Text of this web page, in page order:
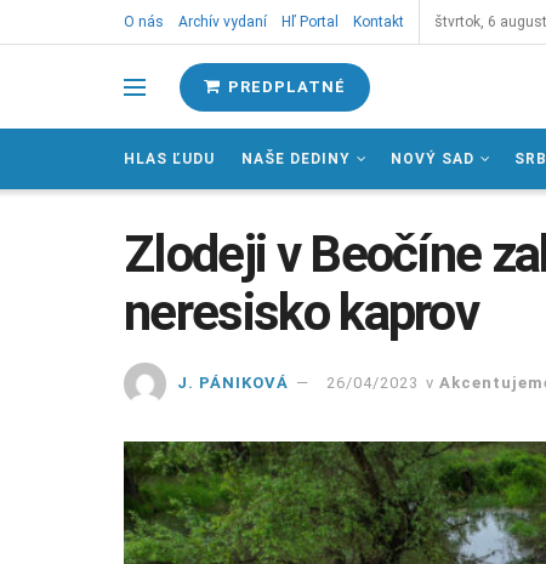
O nás Archív vydaní Hľ Portal Kontakt štvrtok, 6
PREDPLATNÉ
HLAS ĽUDU NAŠE DEDINY NOVÝ SAD
Zlodeji v Beočíne
neresisko kaprov
J. PÁNIKOVÁ 26/04/2023 v